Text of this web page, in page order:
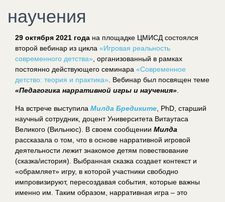
научения
29 октября 2021 года на площадке ЦМИСД состоялся
второй вебинар из цикла «Игровая реальность
современного детства» , организованный в рамках
постоянно действующего семинара «Современное
детство: теория и практика» . Вебинар был посвящен теме
«Педагогика нарративной игры и научения»
На встрече выступила Милда Бредиките , PhD, старший
научный сотрудник, доцент Университета Витаутаса
Великого (Вильнюс). В своем сообщении Милда
рассказала о том, что в основе нарративной игровой
деятельности лежит знакомое детям повествование
(сказка/история). Выбранная сказка создает контекст и
«обрамляет» игру, в которой участники свободно
импровизируют, пересоздавая события, которые важны
именно им. Таким образом, нарративная игра – это